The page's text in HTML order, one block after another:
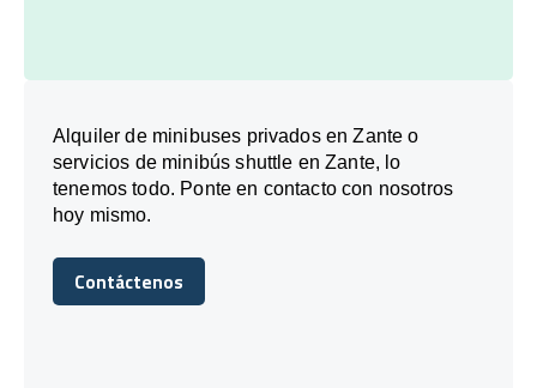
Alquiler de minibuses privados en Zante o
servicios de minibús shuttle en Zante, lo
tenemos todo. Ponte en contacto con nosotros
hoy mismo.
Contáctenos
Contáctenos